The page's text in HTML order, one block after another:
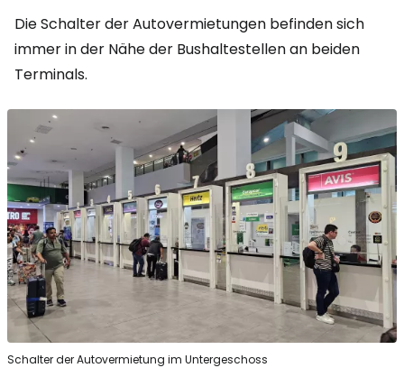
Die Schalter der Autovermietungen befinden sich
immer in der Nähe der Bushaltestellen an beiden
Terminals.
Schalter der Autovermietung im Untergeschoss